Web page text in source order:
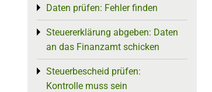
Daten prüfen: Fehler finden
Toggle menu
Steuererklärung abgeben: Daten
an das Finanzamt schicken
Toggle menu
Steuerbescheid prüfen:
Kontrolle muss sein
Toggle menu